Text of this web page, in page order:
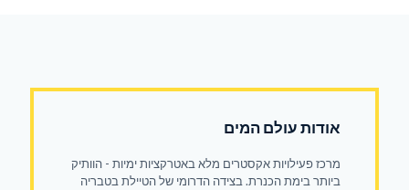
אודות עולם המים
מרכז פעילויות אקסטרים מלא באטרקציות ימיות - הוותיק
ביותר בימת הכנרת. בצידה הדרומי של הטיילת בטבריה